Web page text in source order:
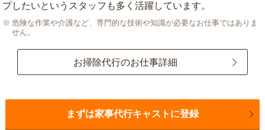
プしたいというスタッフも多く活躍しています。
危険な作業や介護など、専門的な技術や知識が必要なお仕事ではありま
せん。
お掃除代行のお仕事詳細
まずは家事代行キャストに登録